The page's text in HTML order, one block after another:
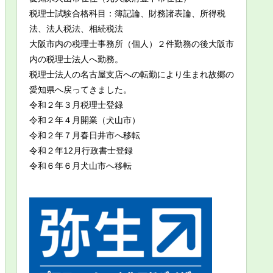
税理士試験合格科目：簿記論、財務諸表論、所得税
法、法人税法、相続税法
大阪市内の税理士事務所（個人）２件勤務の後大阪市
内の税理士法人へ勤務。
税理士法人の名古屋支店への転勤により生まれ故郷の
愛知県へ戻ってきました。
令和２年３月税理士登録
令和２年４月開業（犬山市）
令和２年７月春日井市へ移転
令和２年12月行政書士登録
令和６年６月犬山市へ移転